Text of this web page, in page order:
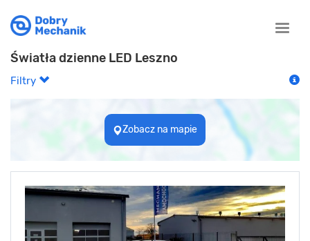
Toggle
Światła dzienne LED Leszno
Filtry
Zobacz na mapie